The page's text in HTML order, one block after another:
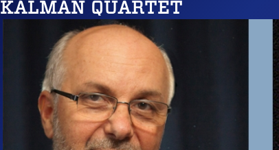
KÁLMÁN QUARTET